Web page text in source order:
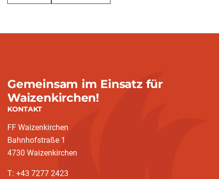
Gemeinsam im Einsatz für
Waizenkirchen!
KONTAKT
FF Waizenkirchen
Bahnhofstraße 1
4730 Waizenkirchen
T: +43 7277 2423